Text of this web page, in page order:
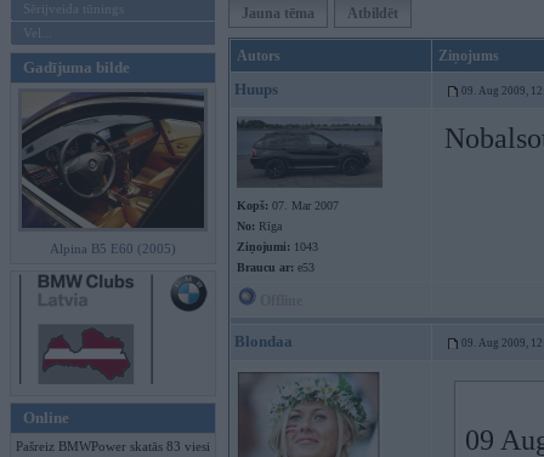
Sērijveida tūnings
Vel...
Gadījuma bilde
Alpina B5 E60 (2005)
Online
Pašreiz BMWPower skatās 83 viesi
Jauna tēma Atbildēt
Autors Ziņojums
Huups 09. Aug 2009,
Kopš: 07. Mar 2007
No: Rīga
Ziņojumi: 1043
Braucu ar: e53
Blondaa 09. Aug 2009,
09